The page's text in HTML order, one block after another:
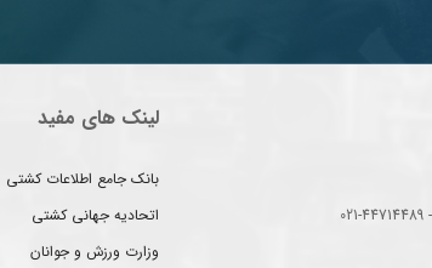
لینک های مفید
بانک جامع اطلاعات کشتی
اتحادیه جهانی کشتی
وزارت ورزش و جوانان